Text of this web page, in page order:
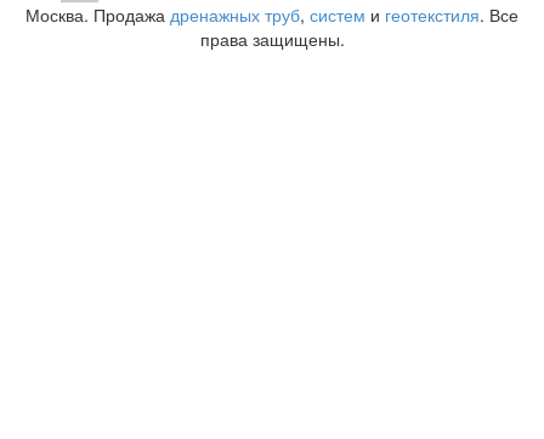
Москва. Продажа дренажных труб, систем и геотекстиля. Все
права защищены.